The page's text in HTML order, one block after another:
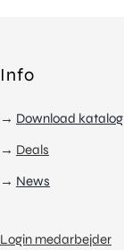
Info
→ Download katalog
→ Deals
→ News
Login medarbejder